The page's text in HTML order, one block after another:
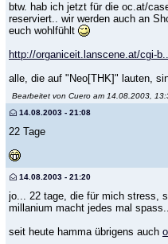
btw. hab ich jetzt für die oc.at/
reserviert.. wir werden auch an
euch wohlfühlt
http://organiceit.lanscene.at/cgi-
alle, die auf "Neo[THK]" lauten,
Bearbeitet von Cuero am 14.08.2003,
14.08.2003 - 21:08
22 Tage
14.08.2003 - 21:20
jo... 22 tage, die für mich stress,
millanium macht jedes mal spass..
seit heute hamma übrigens auch